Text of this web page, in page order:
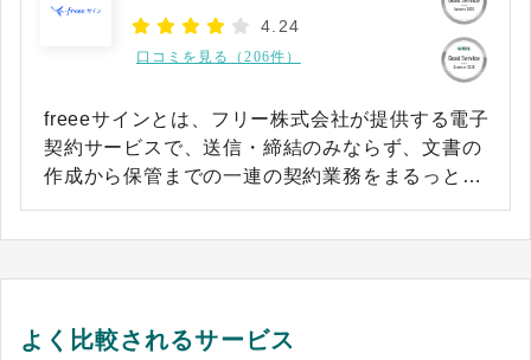
4.24
口コミを見る（206件）
freeeサインとは、フリー株式会社が提供する電子
契約サービスで、送信・締結のみならず、文書の
作成から保管までの一連の契約業務をまるっとカ
よく比較されるサービス